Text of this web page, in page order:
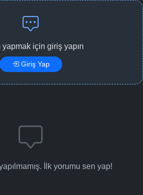
yapmak için giriş yapın
Giriş Yap
İlk yorumu sen yap!